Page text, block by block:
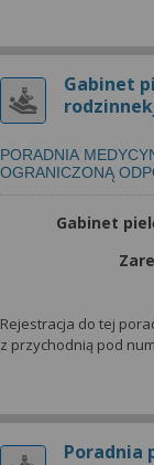
Gabinet
PORADNIA
OGRANICZONĄ
Gabinet
Rejestracja do tej
z przychodnią pod
Poradnia